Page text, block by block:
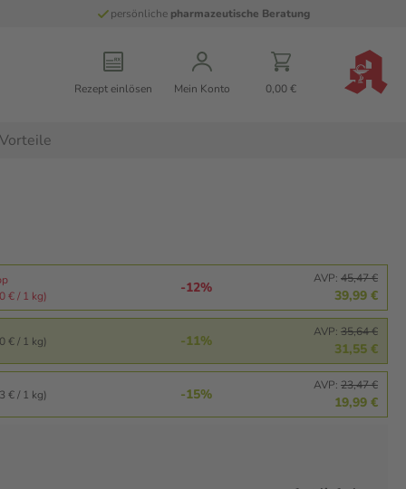
persönliche pharmazeutische Beratung
Rezept einlösen Mein Konto 0,00 €
Vorteile
€ / 1 kg)
-12%
AVP: 45,47 €
39,99 €
€ / 1 kg) -11%
AVP: 35,64 €
31,55 €
€ / 1 kg) -15%
AVP: 23,47 €
19,99 €